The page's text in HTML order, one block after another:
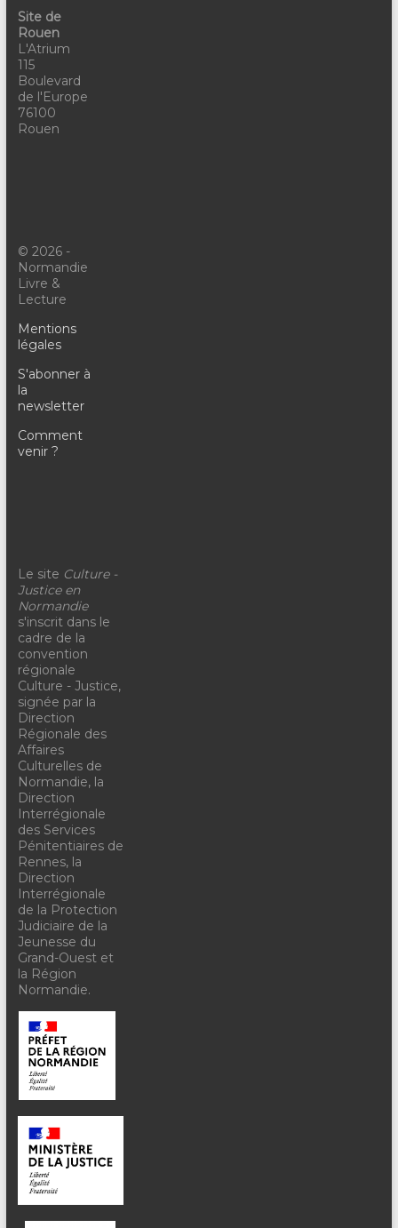
Site de
Rouen
L'Atrium
115
Boulevard
de l'Europe
76100
Rouen
© 2026 -
Normandie
Livre &
Lecture
Mentions
légales
S'abonner à
la
newsletter
Comment
venir ?
Le site Culture -
Justice en
Normandie
s'inscrit dans le
cadre de la
convention
régionale
Culture - Justice,
signée par la
Direction
Régionale des
Affaires
Culturelles de
Normandie, la
Direction
Interrégionale
des Services
Pénitentiaires de
Rennes, la
Direction
Interrégionale
de la Protection
Judiciaire de la
Jeunesse du
Grand-Ouest et
la Région
Normandie.